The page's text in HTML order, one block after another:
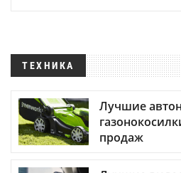
ТЕХНИКА
Лучшие
продаж